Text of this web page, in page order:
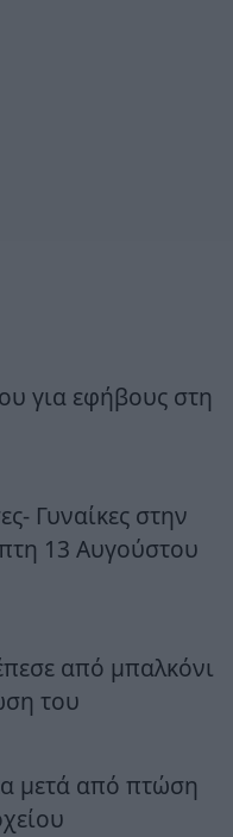
για εφήβους στη
Γυναίκες στην
13 Αυγούστου
από μπαλκόνι
του
μετά από πτώση